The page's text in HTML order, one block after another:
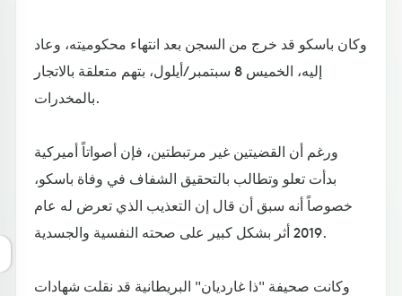
وكان باسكو قد خرج من السجن بعد انتهاء محكوميته، وعاد
إليه، الخميس 8 سبتمبر/أيلول، بتهم متعلقة بالاتجار
بالمخدرات.
ورغم أن القضيتين غير مرتبطتين، فإن أصواتاً أميركية
بدأت تعلو وتطالب بالتحقيق الشفاف في وفاة باسكو،
خصوصاً أنه سبق أن قال إن التعذيب الذي تعرض له عام
2019 أثر بشكل كبير على صحته النفسية والجسدية.
وكانت صحيفة "ذا غارديان" البريطانية قد نقلت شهادات